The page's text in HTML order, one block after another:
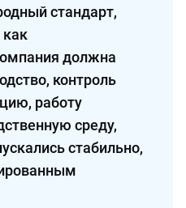
стандарт,
как
должна
контроль
работу
среду,
стабильно,